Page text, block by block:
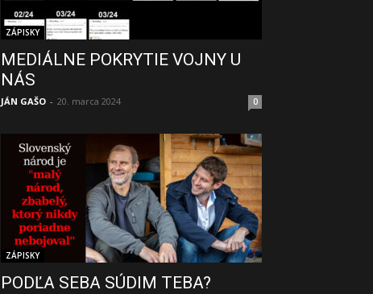
ZÁPISKY
MEDIÁLNE POKRYTIE VOJNY U
NÁS
JÁN GAŠO - 20. marca 2024 0
ZÁPISKY
PODĽA SEBA SÚDIM TEBA?